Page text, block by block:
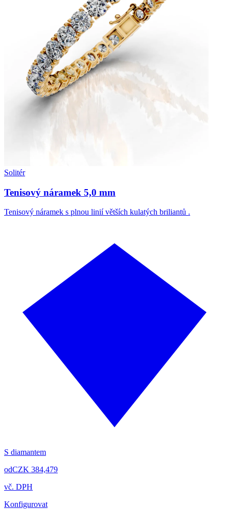
Solitér
Tenisový náramek 5,0 mm
Tenisový náramek s plnou linií větších kulatých briliantů .
S diamantem
odCZK 384,479
vč. DPH
Konfigurovat